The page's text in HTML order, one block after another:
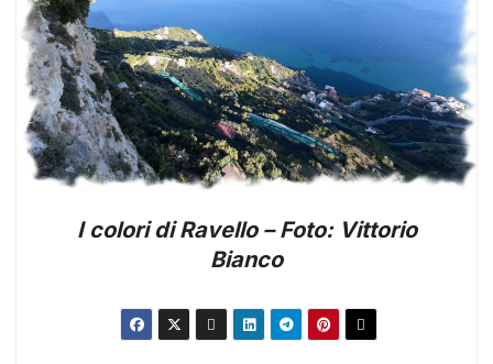
I colori di Ravello – Foto: Vittorio
Bianco